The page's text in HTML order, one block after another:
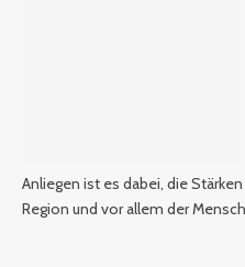
Anliegen ist es dabei, die
Region und vor allem der